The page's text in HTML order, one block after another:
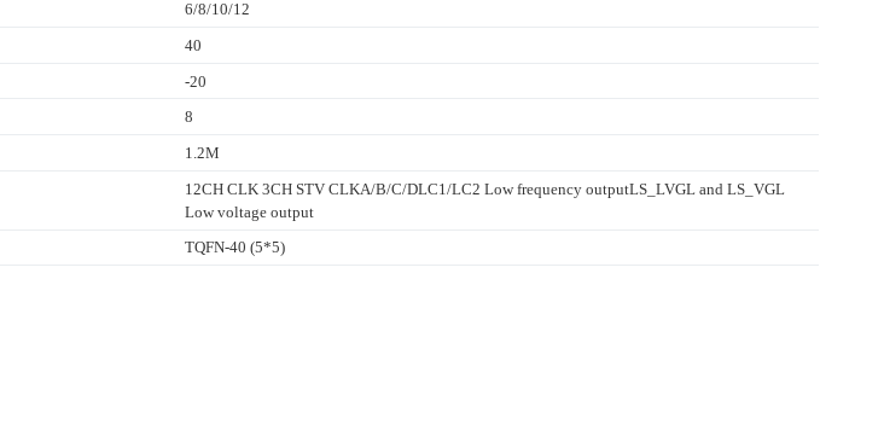
6/8/10/12
40
-20
8
1.2M
12CH CLK 3CH STV CLKA/B/C/DLC1/LC2 Low frequency outputLS_LVGL and LS_VGL
Low voltage output
TQFN-40 (5*5)